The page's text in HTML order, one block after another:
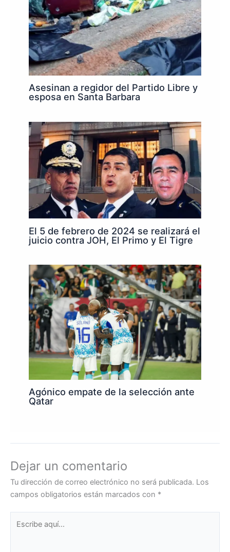
Asesinan a regidor del Partido Libre y
esposa en Santa Barbara
El 5 de febrero de 2024 se realizará el
juicio contra JOH, El Primo y El Tigre
Agónico empate de la selección ante
Qatar
Dejar un comentario
Tu dirección de correo electrónico no será publicada. Los
campos obligatorios están marcados con *
aquí...